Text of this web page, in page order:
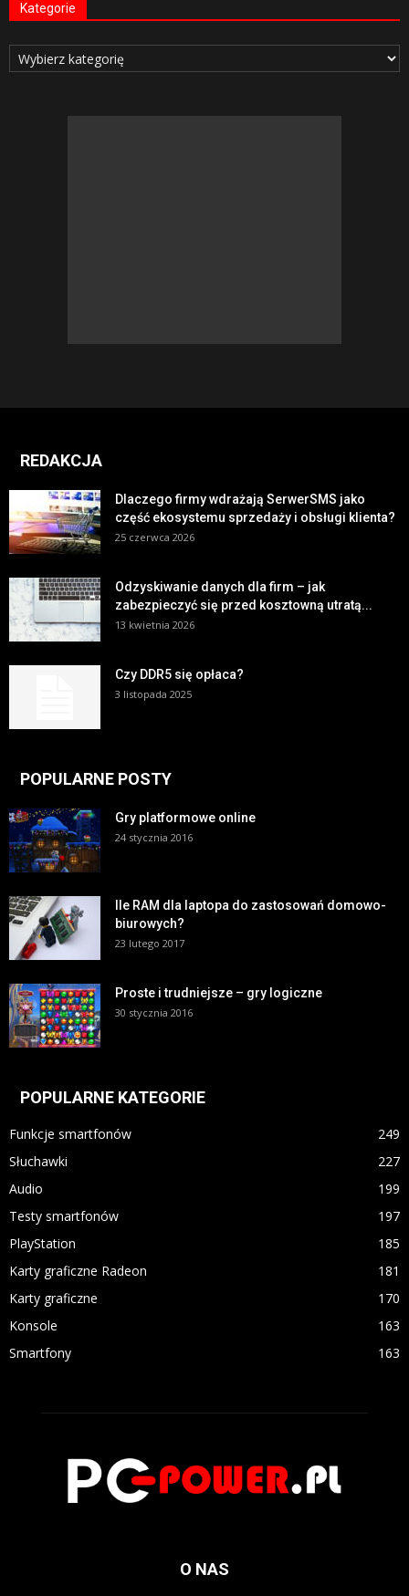
Kategorie
Kategorie
REDAKCJA
Dlaczego firmy wdrażają SerwerSMS jako
część ekosystemu sprzedaży i obsługi klienta?
25 czerwca 2026
Odzyskiwanie danych dla firm – jak
zabezpieczyć się przed kosztowną utratą...
13 kwietnia 2026
Czy DDR5 się opłaca?
3 listopada 2025
POPULARNE POSTY
Gry platformowe online
24 stycznia 2016
Ile RAM dla laptopa do zastosowań domowo-
biurowych?
23 lutego 2017
Proste i trudniejsze – gry logiczne
30 stycznia 2016
POPULARNE KATEGORIE
Funkcje smartfonów
249
Słuchawki
227
Audio
199
Testy smartfonów
197
PlayStation
185
Karty graficzne Radeon
181
Karty graficzne
170
Konsole
163
Smartfony
163
O NAS